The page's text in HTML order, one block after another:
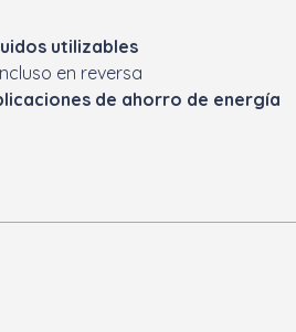
utilizables
en reversa
de ahorro de energía